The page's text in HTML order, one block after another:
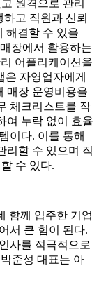
원격으로 관리
고 직원과 신뢰
해결할 수 있을
장에서 활용하는
어플리케이션을
은 자영업자에게
매장 운영비용을
체크리스트를 작
여 누락 없이 효율
이다. 이를 통해
리할 수 있으며 직
수 있다.
함께 입주한 기업
서 큰 힘이 된다.
사를 적극적으로
준성 대표는 아